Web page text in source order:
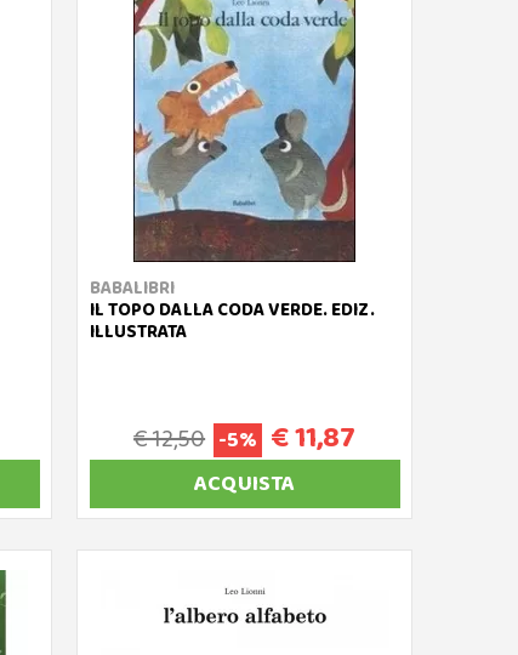
BABALIBRI
IL TOPO DALLA CODA VERDE. EDIZ.
ILLUSTRATA
€ 12,50 -5% € 11,87
ACQUISTA